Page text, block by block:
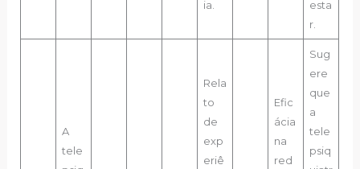
ia.
esta
r.
A
tele
Rela
to
de
exp
eriê
Efic
ácia
na
red
Sug
ere
que
a
tele
psiq